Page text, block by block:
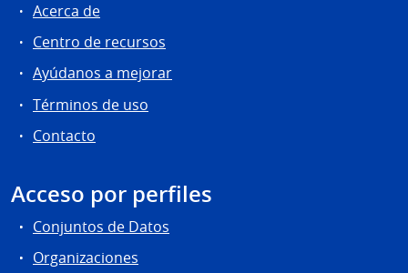
Acerca de
Centro de recursos
Ayúdanos a mejorar
Términos de uso
Contacto
Acceso por perfiles
Conjuntos de Datos
Organizaciones